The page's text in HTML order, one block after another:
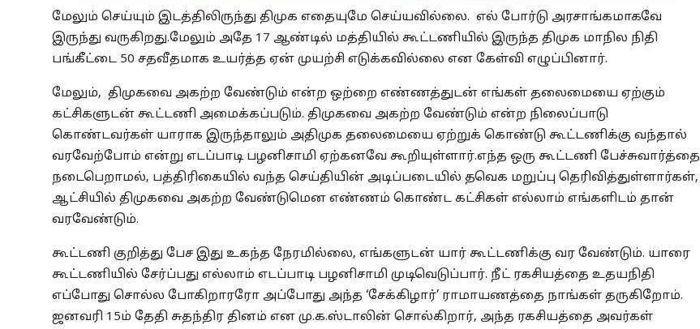
மேலும் செய்யும் இடத்திலிருந்து திமுக எதையுமே செய்யவில்லை. எல் போர்டு அரசாங்கமாகவே
இருந்து வருகிறது.மேலும் அதே 17 ஆண்டில் மத்தியில் கூட்டணியில் இருந்த திமுக மாநில நிதி
பங்கீட்டை 50 சதவீதமாக உயர்த்த ஏன் முயற்சி எடுக்கவில்லை என கேள்வி எழுப்பினார்.
மேலும், திமுகவை அகற்ற வேண்டும் என்ற ஒற்றை எண்ணத்துடன் எங்கள் தலைமையை ஏற்கும்
கட்சிகளுடன் கூட்டணி அமைக்கப்படும். திமுகவை அகற்ற வேண்டும் என்ற நிலைப்பாடு
கொண்டவர்கள் யாராக இருந்தாலும் அதிமுக தலைமையை ஏற்றுக் கொண்டு கூட்டணிக்கு வந்தால்
வரவேற்போம் என்று எடப்பாடி பழனிசாமி ஏற்கனவே கூறியுள்ளார்.எந்த ஒரு கூட்டணி பேச்சுவார்த்தை
நடைபெறாமல், பத்திரிகையில் வந்த செய்தியின் அடிப்படையில் தவெக மறுப்பு தெரிவித்துள்ளார்கள்,
ஆட்சியில் திமுகவை அகற்ற வேண்டுமென எண்ணம் கொண்ட கட்சிகள் எல்லாம் எங்களிடம் தான்
வரவேண்டும்.
கூட்டணி குறித்து பேச இது உகந்த நேரமில்லை, எங்களுடன் யார் கூட்டணிக்கு வர வேண்டும். யாரை
கூட்டணியில் சேர்ப்பது எல்லாம் எடப்பாடி பழனிசாமி முடிவெடுப்பார். நீட் ரகசியத்தை உதயநிதி
எப்போது சொல்ல போகிறாரரோ அப்போது அந்த ‘சேக்கிழார்’ ராமாயணத்தை நாங்கள் தருகிறோம்.
ஜனவரி 15ம் தேதி சுதந்திர தினம் என மு.க.ஸ்டாலின் சொல்கிறார், அந்த ரகசியத்தை அவர்கள்